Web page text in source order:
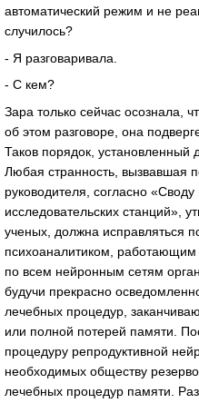
автоматический режим и не
случилось?
- Я разговаривала.
- С кем?
Зара только сейчас осознала,
об этом разговоре, она
Таков порядок, установленный
Любая странность, вызвавшая
руководителя, согласно
исследовательских станций»,
ученых, должна исправляться
психоаналитиком,
по всем нейронным сетям
будучи прекрасно
лечебных процедур,
или полной потерей памяти.
процедуру репродуктивной
необходимых обществу
лечебных процедур памяти.